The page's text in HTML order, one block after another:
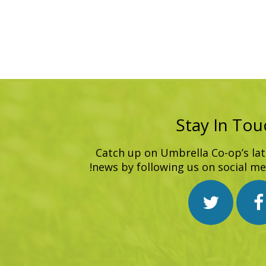
Stay In
Catch up on Umbrella Co-op’s
news by following us on social